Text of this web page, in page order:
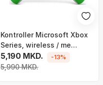
Kontroller Microsoft Xbox
Series, wireless / me
kabllo, i gjelbër
5,190 MKD.
5,990 MKD.
-13%